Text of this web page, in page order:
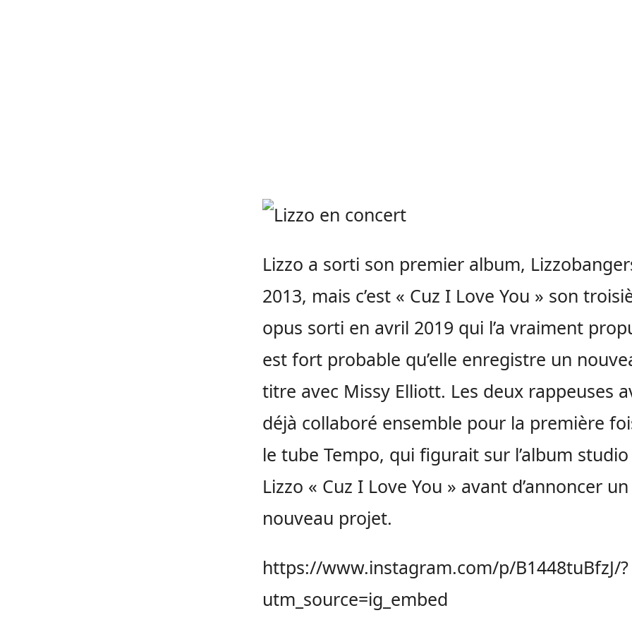
Lizzo a sorti son premier album,
2013, mais c’est « Cuz I Love You » son
opus sorti en avril 2019 qui l’a vraiment
est fort probable qu’elle enregistre un
titre avec Missy Elliott. Les deux rappeuses
déjà collaboré ensemble pour la première
le tube Tempo, qui figurait sur l’album
Lizzo « Cuz I Love You » avant d’annoncer un
nouveau projet.
https://www.instagram.com/p/B1448tuBfzJ/?
utm_source=ig_embed